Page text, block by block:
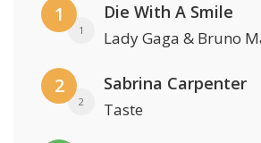
1
1
Die With A Smile
Lady Gaga & Bruno
2
2
Sabrina Carpenter
Taste